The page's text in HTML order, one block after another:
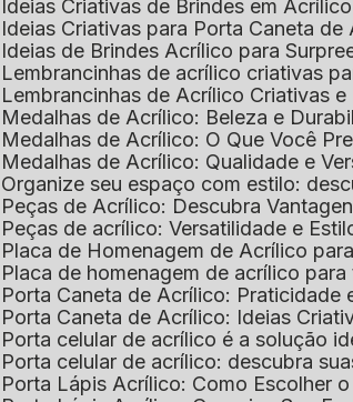
Ideias Criativas de Brindes em Acrílico
Ideias Criativas para Porta Caneta de
Ideias de Brindes Acrílico para
Lembrancinhas de acrílico criativas
Lembrancinhas de Acrílico Criativas
Medalhas de Acrílico: Beleza e
Medalhas de Acrílico: O Que Você
Medalhas de Acrílico: Qualidade e
Organize seu espaço com estilo:
Peças de Acrílico: Descubra
Peças de acrílico: Versatilidade e
Placa de Homenagem de Acrílico
Placa de homenagem de acrílico
Porta Caneta de Acrílico: Praticidade
Porta Caneta de Acrílico: Ideias
Porta celular de acrílico é a solução
Porta celular de acrílico: descubra
Porta Lápis Acrílico: Como Escolher